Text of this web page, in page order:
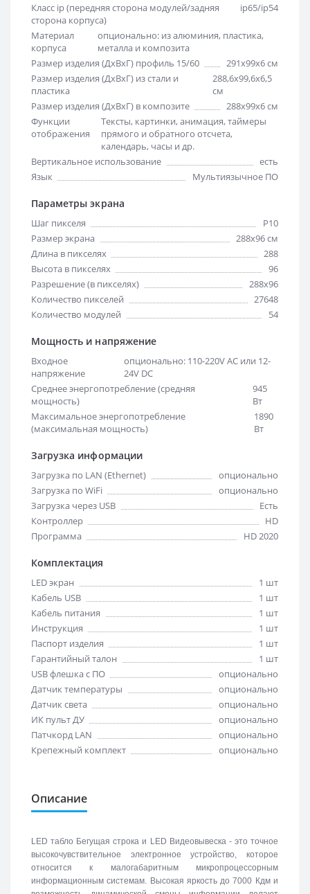
Класс ip (передняя сторона модулей/задняя
сторона корпуса)
ip65/ip54
Материал
корпуса
опционально: из алюминия, пластика,
металла и композита
Размер изделия (ДхВхГ) профиль 15/60
291х99х6 см
Размер изделия (ДхВхГ) из стали и
пластика
288,6х99,6х6,5
см
Размер изделия (ДхВхГ) в композите
288х99х6 см
Функции
отображения
Тексты, картинки, анимация, таймеры
прямого и обратного отсчета,
календарь, часы и др.
Вертикальное использование
есть
Язык
Мультиязычное ПО
Параметры экрана
Шаг пикселя
Р10
Размер экрана
288х96 см
Длина в пикселях
288
Высота в пикселях
96
Разрешение (в пикселях)
288x96
Количество пикселей
27648
Количество модулей
54
Мощность и напряжение
Входное
напряжение
опционально: 110-220V AC или 12-
24V DC
Среднее энергопотребление (средняя
мощность)
945
Вт
Максимальное энергопотребление
(максимальная мощность)
1890
Вт
Загрузка информации
Загрузка по LAN (Ethernet)
опционально
Загрузка по WiFi
опционально
Загрузка через USB
Есть
Контроллер
HD
Программа
HD 2020
Комплектация
LED экран
1 шт
Кабель USB
1 шт
Кабель питания
1 шт
Инструкция
1 шт
Паспорт изделия
1 шт
Гарантийный талон
1 шт
USB флешка с ПО
опционально
Датчик температуры
опционально
Датчик света
опционально
ИК пульт ДУ
опционально
Патчкорд LAN
опционально
Крепежный комплект
опционально
Описание
LED табло Бегущая строка и LED Видеовывеска - это точное
высокочувствительное электронное устройство, которое
относится к малогабаритным микропроцессорным
информационным системам. Высокая яркость до 7000 Кдм и